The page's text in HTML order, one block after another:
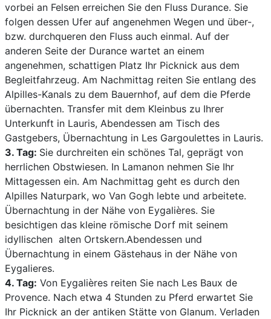
vorbei an Felsen erreichen Sie den Fluss Durance. Sie
folgen dessen Ufer auf angenehmen Wegen und über-,
bzw. durchqueren den Fluss auch einmal. Auf der
anderen Seite der Durance wartet an einem
angenehmen, schattigen Platz Ihr Picknick aus dem
Begleitfahrzeug. Am Nachmittag reiten Sie entlang des
Alpilles-Kanals zu dem Bauernhof, auf dem die Pferde
übernachten. Transfer mit dem Kleinbus zu Ihrer
Unterkunft in Lauris, Abendessen am Tisch des
Gastgebers, Übernachtung in Les Gargoulettes in Lauris.
3. Tag: Sie durchreiten ein schönes Tal, geprägt von
herrlichen Obstwiesen. In Lamanon nehmen Sie Ihr
Mittagessen ein. Am Nachmittag geht es durch den
Alpilles Naturpark, wo Van Gogh lebte und arbeitete.
Übernachtung in der Nähe von Eygalières. Sie
besichtigen das kleine römische Dorf mit seinem
idyllischen alten Ortskern.Abendessen und
Übernachtung in einem Gästehaus in der Nähe von
Eygalieres.
4. Tag: Von Eygalières reiten Sie nach Les Baux de
Provence. Nach etwa 4 Stunden zu Pferd erwartet Sie
Ihr Picknick an der antiken Stätte von Glanum. Verladen